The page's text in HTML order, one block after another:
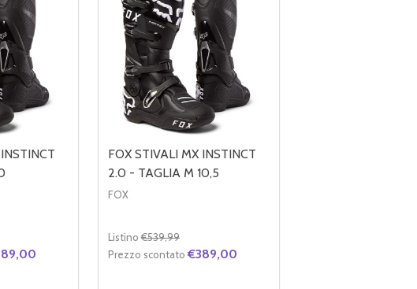
FOX STIVALI MX INSTINCT
2.0 - TAGLIA M 10,5
FOX
Listino €539,99
Prezzo scontato €389,00